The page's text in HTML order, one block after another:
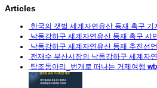
Articles
한국의 갯벌 세계자연유산 등재 촉구
낙동강하구 세계자연유산 등재 촉구 시
낙동강하구 세계자연유산 등재 추진선
전재수 부산시장의 낙동강하구 세계자
탐조동아리_번개로 떠나는 거제여행